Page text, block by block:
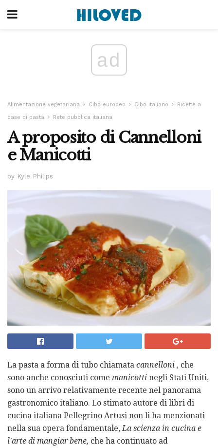
ad
Alimentazione vegetariana Cibo europeo Cibo italiano
Ricette a
base di pasta
Rete pubblica italiana
A proposito di Cannelloni
e Manicotti
by Kyle Philips
La pasta a forma di tubo chiamata cannelloni , che
sono anche conosciuti come manicotti negli Stati Uniti,
sono un arrivo relativamente recente nel panorama
gastronomico italiano. Lo stimato autore di libri di
cucina italiana Pellegrino Artusi non li ha menzionati
nella sua opera fondamentale, La scienza in cucina e
l'arte di mangiar bene, che ha continuato ad